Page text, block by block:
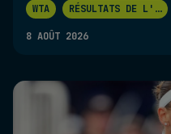
WTA RÉSULTATS DE L' ...
8 AOÛT 2026